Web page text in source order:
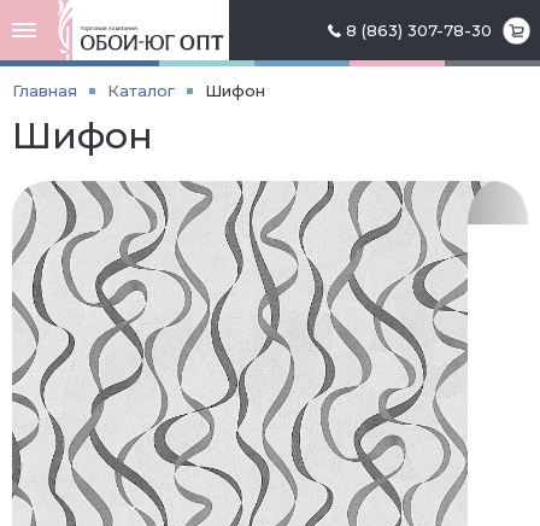
8 (863) 307-78-30
Главная Каталог Шифон
Шифон